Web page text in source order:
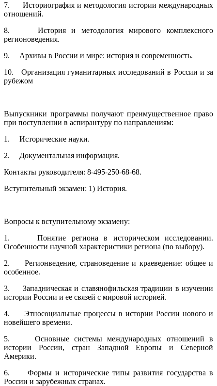
7. Историография и методология истории международных
отношений.
8. История и методология мирового комплексного
регионоведения.
9. Архивы в России и мире: история и современность.
10. Организация гуманитарных исследований в России и за
рубежом
Выпускники программы получают преимущественное право
при поступлении в аспирантуру по направлениям:
1. Исторические науки.
2. Документальная информация.
Контакты руководителя: 8-495-250-68-68.
Вступительный экзамен: 1) История.
Вопросы к вступительному экзамену:
1. Понятие региона в историческом исследовании.
Особенности научной характеристики региона (по выбору).
2. Регионведение, страноведение и краеведение: общее и
особенное.
3. Западническая и славянофильская традиции в изучении
истории России и ее связей с мировой историей.
4. Этносоциальные процессы в истории России нового и
новейшего времени.
5. Основные системы международных отношений в
истории России, стран Западной Европы и Северной
Америки.
6. Формы и исторические типы развития государства в
России и зарубежных странах.